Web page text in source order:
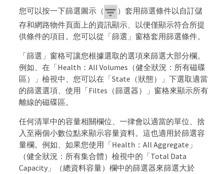
您可以按一下篩選圖示（
）套用篩選條件以自訂儲
存和網路物件頁面上的資訊顯示、以便僅顯示符合所提
供條件的項目。您可以從「篩選」窗格套用篩選條件。
「篩選」窗格可讓您根據選取的選項來篩選大部分欄。
例如、在「Health：All Volumes（健全狀況：所有磁碟
區）」檢視中、您可以在「State（狀態）」下選取適當
的篩選選項、使用「Filtes（篩選器）」窗格來顯示所有
離線的磁碟區。
任何清單中的容量相關欄位、一律會以適當的單位、捨
入至兩個小數位點來顯示容量資料。這也適用於篩選容
量欄。例如、如果您使用「Health：All Aggregate」
（健全狀況：所有集合體）檢視中的「Total Data
Capacity」（總資料容量）欄中的篩選器來篩選大於